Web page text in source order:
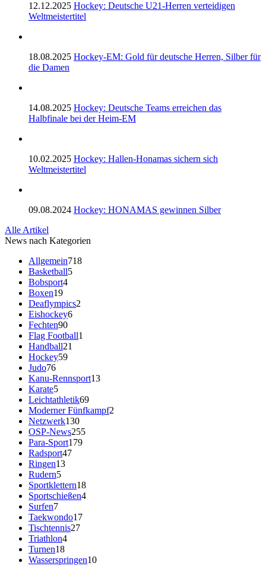
12.12.2025 Hockey: Deutsche U21-Herren verteidigen
Weltmeistertitel
18.08.2025 Hockey-EM: Gold für deutsche Herren, Silber für
die Damen
14.08.2025 Hockey: Deutsche Teams erreichen das
Halbfinale bei der Heim-EM
10.02.2025 Hockey: Hallen-Honamas sichern sich
Weltmeistertitel
09.08.2024 Hockey: HONAMAS gewinnen Silber
Alle Artikel
News nach Kategorien
Allgemein718
Basketball5
Bobsport4
Boxen19
Deaflympics2
Eishockey6
Fechten90
Flag Football1
Handball21
Hockey59
Judo76
Kanu-Rennsport13
Karate5
Leichtathletik69
Moderner Fünfkampf2
Netzwerk130
OSP-News255
Para-Sport179
Radsport47
Ringen13
Rudern5
Sportklettern18
Sportschießen4
Surfen7
Taekwondo17
Tischtennis27
Triathlon4
Turnen18
Wasserspringen10